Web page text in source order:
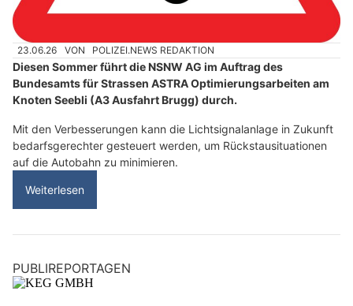
23.06.26 VON POLIZEI.NEWS REDAKTION
Diesen Sommer führt die NSNW AG im Auftrag des
Bundesamts für Strassen ASTRA Optimierungsarbeiten am
Knoten Seebli (A3 Ausfahrt Brugg) durch.
Mit den Verbesserungen kann die Lichtsignalanlage in Zukunft
bedarfsgerechter gesteuert werden, um Rückstausituationen
auf die Autobahn zu minimieren.
Weiterlesen
PUBLIREPORTAGEN